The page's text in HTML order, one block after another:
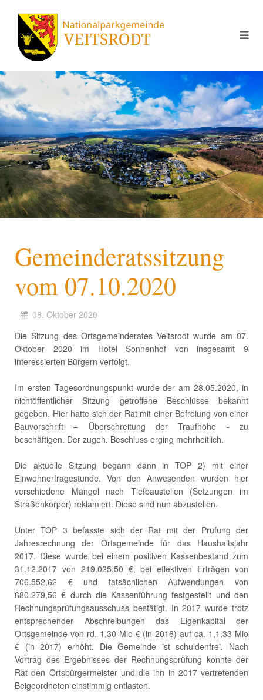
Gemeinderatssitzung
vom 07.10.2020
08. Oktober 2020
Die Sitzung des Ortsgemeinderates Veitsrodt wurde am 07.
Oktober 2020 im Hotel Sonnenhof von insgesamt 9
interessierten Bürgern verfolgt.
Im ersten Tagesordnungspunkt wurde der am 28.05.2020, in
nichtöffentlicher Sitzung getroffene Beschlüsse bekannt
gegeben. Hier hatte sich der Rat mit einer Befreiung von einer
Bauvorschrift – Überschreitung der Traufhöhe - zu
beschäftigen. Der zugeh. Beschluss erging mehrheitlich.
Die aktuelle Sitzung begann dann in TOP 2) mit einer
Einwohnerfragestunde. Von den Anwesenden wurden hier
verschiedene Mängel nach Tiefbaustellen (Setzungen im
Straßenkörper) reklamiert. Diese sind nun abzustellen.
Unter TOP 3 befasste sich der Rat mit der Prüfung der
Jahresrechnung der Ortsgemeinde für das Haushaltsjahr
2017. Diese wurde bei einem positiven Kassenbestand zum
31.12.2017 von 219.025,50 €, bei effektiven Erträgen von
706.552,62 € und tatsächlichen Aufwendungen von
680.279,56 € durch die Kassenführung festgestellt und den
Rechnungsprüfungsausschuss bestätigt. In 2017 wurde trotz
entsprechender Abschreibungen das Eigenkapital der
Ortsgemeinde von rd. 1,30 Mio € (in 2016) auf ca. 1,1,33 Mio
€ (in 2017) erhöht. Die Gemeinde ist schuldenfrei. Nach
Vortrag des Ergebnisses der Rechnungsprüfung konnte der
Rat den Ortsbürgermeister und die ihn in 2017 vertretenden
Beigeordneten einstimmig entlasten.